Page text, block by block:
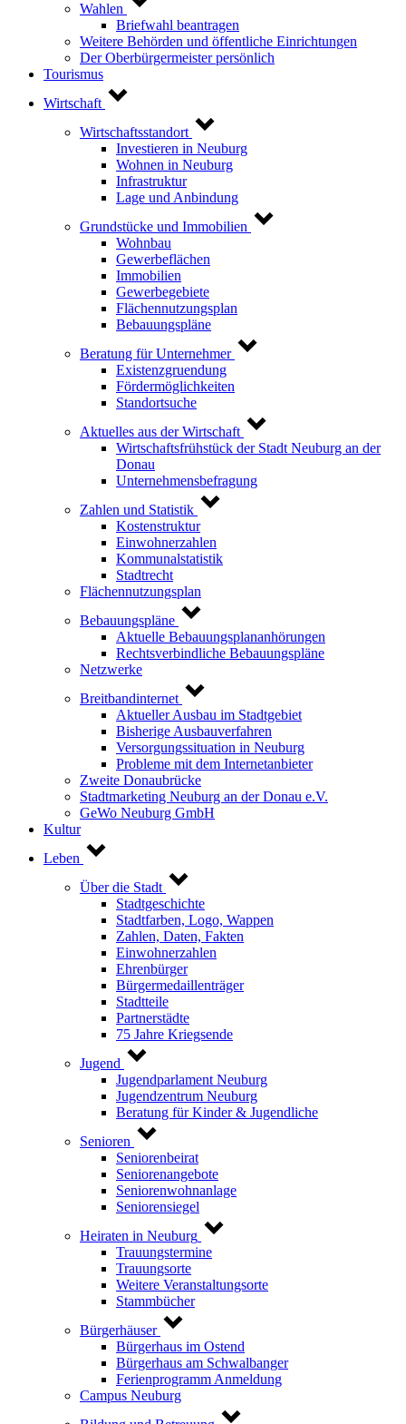
Wahlen
Briefwahl beantragen
Weitere Behörden und öffentliche Einrichtungen
Der Oberbürgermeister persönlich
Tourismus
Wirtschaft
Wirtschaftsstandort
Investieren in Neuburg
Wohnen in Neuburg
Infrastruktur
Lage und Anbindung
Grundstücke und Immobilien
Wohnbau
Gewerbeflächen
Immobilien
Gewerbegebiete
Flächennutzungsplan
Bebauungspläne
Beratung für Unternehmer
Existenzgruendung
Fördermöglichkeiten
Standortsuche
Aktuelles aus der Wirtschaft
Wirtschaftsfrühstück der Stadt Neuburg an der
Donau
Unternehmensbefragung
Zahlen und Statistik
Kostenstruktur
Einwohnerzahlen
Kommunalstatistik
Stadtrecht
Flächennutzungsplan
Bebauungspläne
Aktuelle Bebauungsplananhörungen
Rechtsverbindliche Bebauungspläne
Netzwerke
Breitbandinternet
Aktueller Ausbau im Stadtgebiet
Bisherige Ausbauverfahren
Versorgungssituation in Neuburg
Probleme mit dem Internetanbieter
Zweite Donaubrücke
Stadtmarketing Neuburg an der Donau e.V.
GeWo Neuburg GmbH
Kultur
Leben
Über die Stadt
Stadtgeschichte
Stadtfarben, Logo, Wappen
Zahlen, Daten, Fakten
Einwohnerzahlen
Ehrenbürger
Bürgermedaillenträger
Stadtteile
Partnerstädte
75 Jahre Kriegsende
Jugend
Jugendparlament Neuburg
Jugendzentrum Neuburg
Beratung für Kinder & Jugendliche
Senioren
Seniorenbeirat
Seniorenangebote
Seniorenwohnanlage
Seniorensiegel
Heiraten in Neuburg
Trauungstermine
Trauungsorte
Weitere Veranstaltungsorte
Stammbücher
Bürgerhäuser
Bürgerhaus im Ostend
Bürgerhaus am Schwalbanger
Ferienprogramm Anmeldung
Campus Neuburg